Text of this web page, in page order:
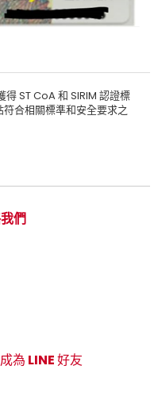
ST CoA 和 SIRIM 認證標
合相關標準和安全要求之
們
成為 LINE 好友